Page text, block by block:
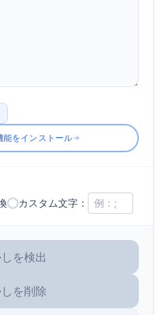
をインストール
カスタム文字：
を検出
を削除